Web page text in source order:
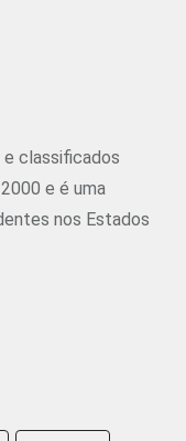
e classificados
e é uma
nos Estados